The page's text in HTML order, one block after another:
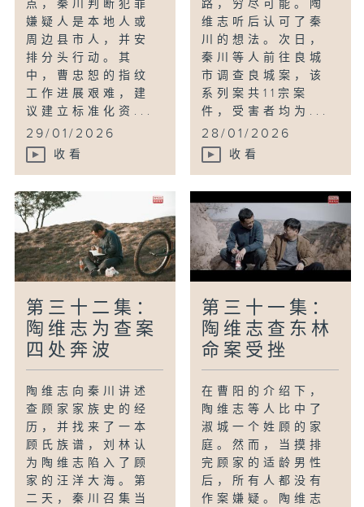
点，秦川判断犯罪
嫌疑人是本地人或
周边县市人，并安
排分头行动。其
中，曹忠恕的指纹
工作进展艰难，建
议建立标准化资...
29/01/2026
收看
路，穷尽可能。陶
维志听后认可了秦
川的想法。次日，
秦川等人前往良城
市调查良城案，该
系列案共11宗案
件，受害者均为...
28/01/2026
收看
第三十二集：
陶维志为查案
四处奔波
陶维志向秦川讲述
查顾家家族史的经
历，并找来了一本
顾氏族谱，刘林认
为陶维志陷入了顾
家的汪洋大海。第
二天，秦川召集当
第三十一集：
陶维志查东林
命案受挫
在曹阳的介绍下，
陶维志等人比中了
淑城一个姓顾的家
庭。然而，当摸排
完顾家的适龄男性
后，所有人都没有
作案嫌疑。陶维志